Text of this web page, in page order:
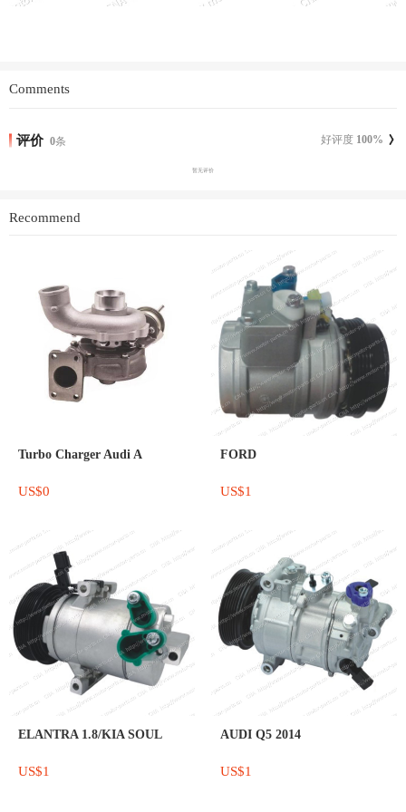
Comments
评价 好评度 100%
0条
暂无评价
Recommend
Turbo Charger Audi A
US$0
FORD
US$1
ELANTRA 1.8/KIA SOUL
US$1
AUDI Q5 2014
US$1